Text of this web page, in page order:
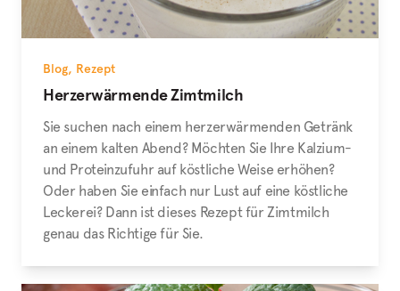
Blog, Rezept
Herzerwärmende Zimtmilch
Sie suchen nach einem herzerwärmenden Getränk
an einem kalten Abend? Möchten Sie Ihre Kalzium-
und Proteinzufuhr auf köstliche Weise erhöhen?
Oder haben Sie einfach nur Lust auf eine köstliche
Leckerei? Dann ist dieses Rezept für Zimtmilch
genau das Richtige für Sie.